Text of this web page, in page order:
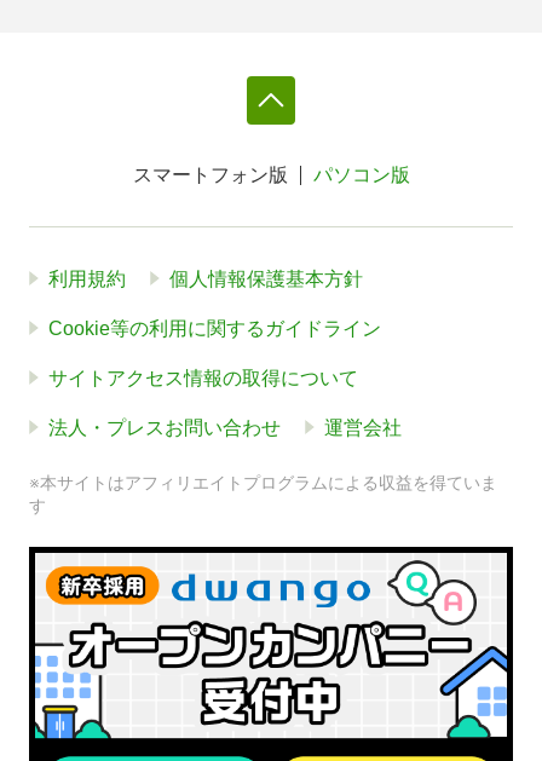
スマートフォン版 パソコン版
利用規約 個人情報保護基本方針
Cookie等の利用に関するガイドライン
サイトアクセス情報の取得について
法人・プレスお問い合わせ 運営会社
※本サイトはアフィリエイトプログラムによる収益を得ていま
す